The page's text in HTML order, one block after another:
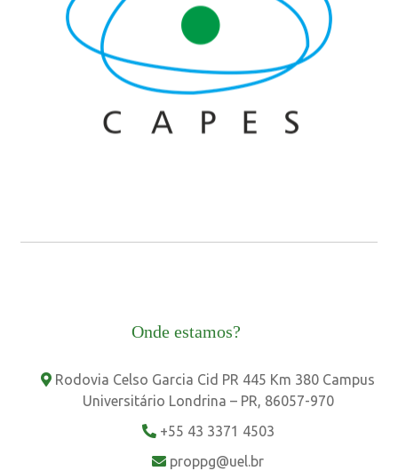
Onde estamos?
Rodovia Celso Garcia Cid PR 445 Km 380 Campus
Universitário Londrina – PR, 86057-970
+55 43 3371 4503
proppg@uel.br